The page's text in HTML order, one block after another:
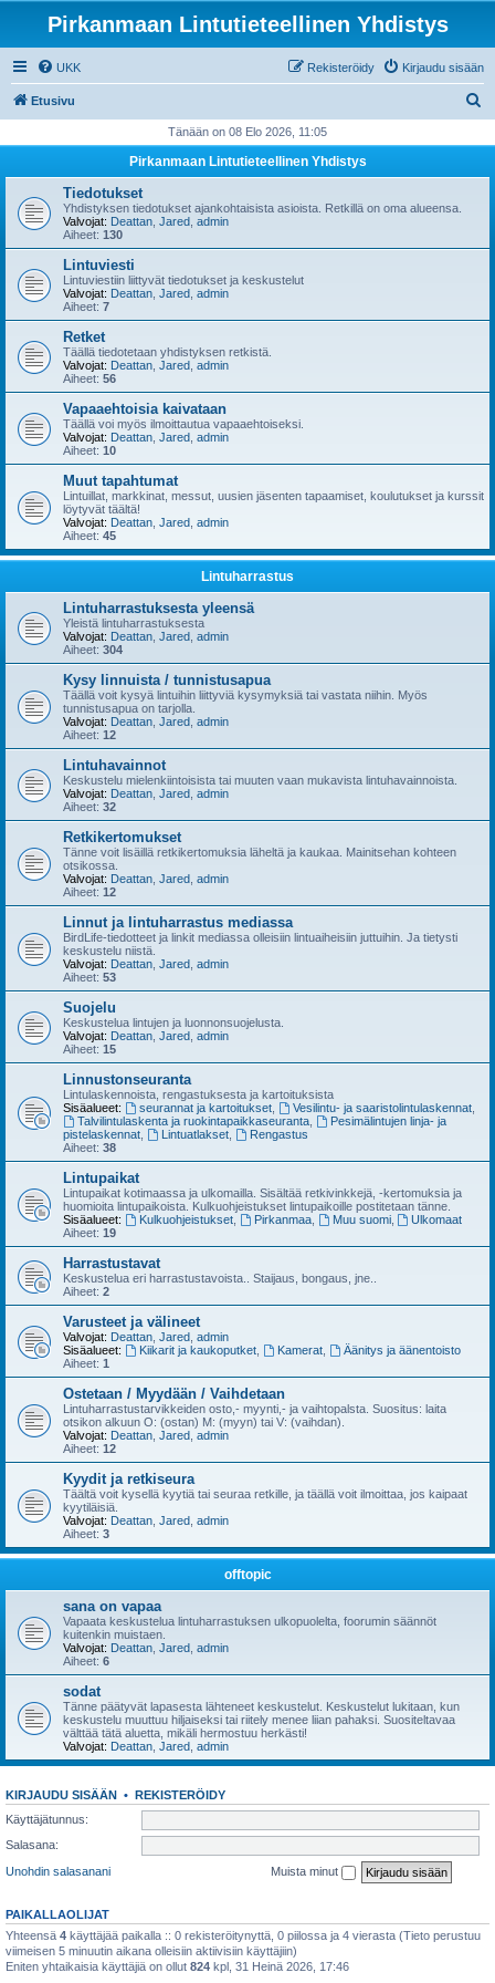
Pirkanmaan Lintutieteellinen Yhdistys
UKK Kirjaudu sisään
Rekisteröidy
Etusivu
i
Tänään on 08 Elo 2026, 11:05
Pirkanmaan Lintutieteellinen Yhdistys
Tiedotukset
Yhdistyksen tiedotukset ajankohtaisista asioista. Retkillä on oma alueensa.
Valvojat: Deattan Jared admin
Aiheet: 130
Lintuviesti
Lintuviestiin liittyvät tiedotukset ja keskustelut
Valvojat: Deattan Jared admin
Aiheet: 7
Retket
Täällä tiedotetaan yhdistyksen retkistä.
Valvojat: Deattan Jared admin
Aiheet: 56
Vapaaehtoisia kaivataan
Täällä voi myös ilmoittautua vapaaehtoiseksi.
Valvojat: Deattan Jared admin
Aiheet: 10
Muut tapahtumat
Lintuillat, markkinat, messut, uusien jäsenten tapaamiset, koulutukset ja kurssit
löytyvät täältä!
Valvojat: Deattan Jared admin
Aiheet: 45
Lintuharrastus
Lintuharrastuksesta yleensä
Yleistä lintuharrastuksesta
Valvojat: Deattan Jared admin
Aiheet: 304
Kysy linnuista / tunnistusapua
Täällä voit kysyä lintuihin liittyviä kysymyksiä tai vastata niihin. Myös
tunnistusapua on tarjolla.
Valvojat: Deattan Jared admin
Aiheet: 12
Lintuhavainnot
Keskustelu mielenkiintoisista tai muuten vaan mukavista lintuhavainnoista.
Valvojat: Deattan Jared admin
Aiheet: 32
Retkikertomukset
Tänne voit lisäillä retkikertomuksia läheltä ja kaukaa. Mainitsehan kohteen
otsikossa.
Valvojat: Deattan Jared admin
Aiheet: 12
Linnut ja lintuharrastus mediassa
BirdLife-tiedotteet ja linkit mediassa olleisiin lintuaiheisiin juttuihin. Ja tietysti
keskustelu niistä.
Valvojat: Deattan Jared admin
Aiheet: 53
Suojelu
Keskustelua lintujen ja luonnonsuojelusta.
Valvojat: Deattan Jared admin
Aiheet: 15
Linnustonseuranta
Lintulaskennoista, rengastuksesta ja kartoituksista
Sisäalueet:
seurannat ja kartoitukset, Vesilintu- ja saaristolintulaskennat,
Talvilintulaskenta ja ruokintapaikkaseuranta,
Pesimälintujen linja- ja
pistelaskennat
Lintuatlakset,
Rengastus
Aiheet: 38
Lintupaikat
Lintupaikat kotimaassa ja ulkomailla. Sisältää retkivinkkejä, -kertomuksia ja
huomioita lintupaikoista. Kulkuohjeistukset lintupaikoille postitetaan tänne.
Sisäalueet:
Kulkuohjeistukset, Pirkanmaa, Muu suomi,
Ulkomaat
Aiheet: 19
Harrastustavat
Keskustelua eri harrastustavoista.. Staijaus, bongaus, jne..
Aiheet: 2
Varusteet ja välineet
Valvojat: Deattan Jared admin
Sisäalueet:
Kiikarit ja kaukoputket, Kamerat,
Äänitys ja äänentoisto
Aiheet: 1
Ostetaan / Myydään / Vaihdetaan
Lintuharrastustarvikkeiden osto,- myynti,- ja vaihtopalsta. Suositus: laita
otsikon alkuun O: (ostan) M: (myyn) tai V: (vaihdan).
Valvojat: Deattan Jared admin
Aiheet: 12
Kyydit ja retkiseura
Täältä voit kysellä kyytiä tai seuraa retkille, ja täällä voit ilmoittaa, jos kaipaat
kyytiläisiä.
Valvojat: Deattan Jared admin
Aiheet: 3
offtopic
sana on vapaa
Vapaata keskustelua lintuharrastuksen ulkopuolelta, foorumin säännöt
kuitenkin muistaen.
Valvojat: Deattan Jared admin
Aiheet: 6
sodat
Tänne päätyvät lapasesta lähteneet keskustelut. Keskustelut lukitaan, kun
keskustelu muuttuu hiljaiseksi tai riitely menee liian pahaksi. Suositeltavaa
välttää tätä aluetta, mikäli hermostuu herkästi!
Valvojat: Deattan Jared admin
KIRJAUDU SISÄÄN • REKISTERÖIDY
Käyttäjätunnus:
Salasana:
Unohdin salasanani
Muista minut
PAIKALLAOLIJAT
Yhteensä 4 käyttäjää paikalla :: 0 rekisteröitynyttä, 0 piilossa ja 4 vierasta (Tieto perustuu
viimeisen 5 minuutin aikana olleisiin aktiivisiin käyttäjiin)
Eniten yhtaikaisia käyttäjiä on ollut 824 kpl, 31 Heinä 2026, 17:46